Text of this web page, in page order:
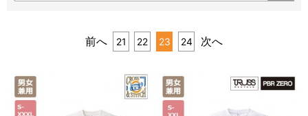
前へ 21 22 23 24 次へ